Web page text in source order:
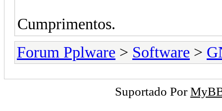
Cumprimentos.
Forum Pplware > Software >
Suportado Por